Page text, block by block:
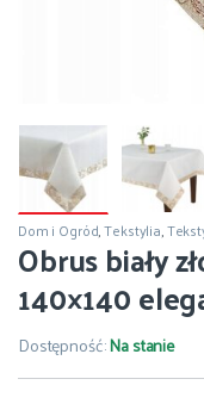
Dom i Ogród,Tekstylia,
Obrus biały
140×140
Dostępność:Na stanie